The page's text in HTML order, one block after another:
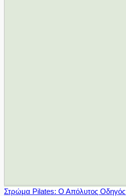
Στρώμα Pilates: Ο Απόλυτος Οδηγός